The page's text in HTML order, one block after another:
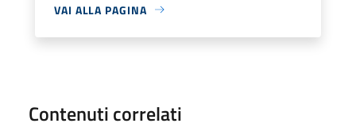
VAI ALLA PAGINA
Contenuti correlati